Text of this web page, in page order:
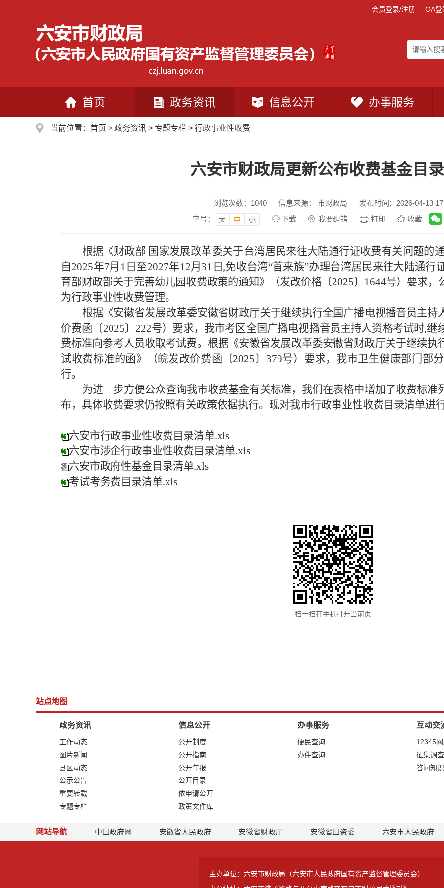
会员登录/注册 OA登
首页 政务资讯 信息公开 办事服务
当前位置： 首页 > 政务资讯 > 专题专栏 > 行政事业性收费
六安市财政局更新公布收费基金目
浏览次数： 1040 信息来源： 市财政局
发布时间：2026-04-13
字号：
大 中 小 下载 我要纠错 打印 收藏
根据《财政部 国家发展改革委关于台湾居民来往大陆通行证收费有关问题的
自2025年7月1日至2027年12月31日,免收台湾“首来族”办理台湾居民来往大陆通
育部财政部关于完善幼儿园收费政策的通知》（发改价格〔2025〕1644号）要求
为行政事业性收费管理。
根据《安徽省发展改革委安徽省财政厅关于继续执行全国广播电视播音员主持
价费函〔2025〕222号）要求，我市考区全国广播电视播音员主持人资格考试时,
费标准向参考人员收取考试费。根据《安徽省发展改革委安徽省财政厅关于继续执
试收费标准的函》（皖发改价费函〔2025〕379号）要求，我市卫生健康部门部
行。
为进一步方便公众查询我市收费基金有关标准，我们在表格中增加了收费标准
布，具体收费要求仍按照有关政策依据执行。现对我市行政事业性收费目录清单进
六安市行政事业性收费目录清单.xls
六安市涉企行政事业性收费目录清单.xls
六安市政府性基金目录清单.xls
考试考务费目录清单.xls
扫一扫在手机打开当前页
站点地图
政务资讯
工作动态
图片新闻
县区动态
公示公告
重要转载
专题专栏
信息公开
公开制度
公开指南
公开年报
公开目录
依申请公开
政策文件库
办事服务
便民查询
办件查询
互动交
12345
征集调查
答问知
网站导航 中国政府网 安徽省人民政府 安徽省财政厅 安徽省国资委 六安市人民政府
主办单位：六安市财政局（六安市人民政府国有资产监督管理委员会）